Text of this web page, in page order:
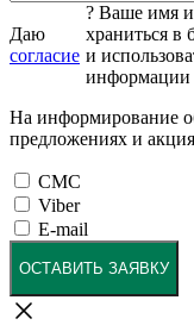
Даю
согласие
? Ваше имя и
храниться
и
информации
На информирование
предложениях и
СМС
Viber
E-mail
ОСТАВИТЬ ЗАЯВКУ